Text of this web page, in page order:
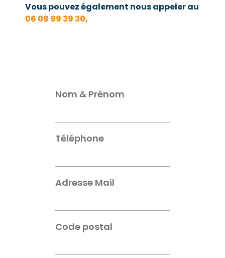
Vous pouvez également nous appeler au
06 08 99 39 30.
Nom & Prénom
Téléphone
Adresse Mail
Code postal